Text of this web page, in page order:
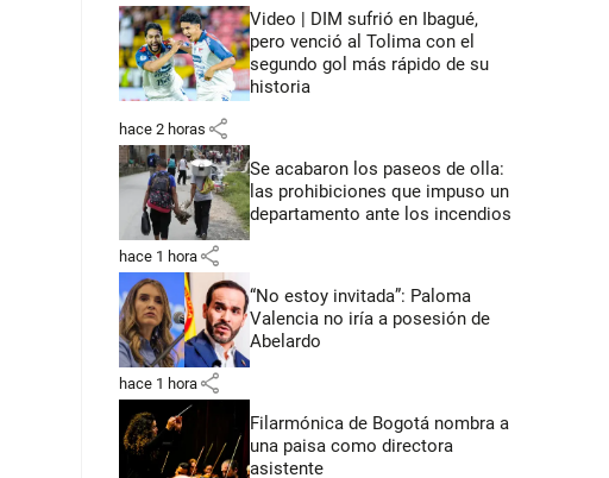
Video | DIM sufrió en Ibagué,
pero venció al Tolima con el
segundo gol más rápido de su
historia
hace 2 horas share
Se acabaron los paseos de olla:
las prohibiciones que impuso un
departamento ante los incendios
hace 1 hora share
“No estoy invitada”: Paloma
Valencia no iría a posesión de
Abelardo
hace 1 hora share
Filarmónica de Bogotá nombra a
una paisa como directora
asistente